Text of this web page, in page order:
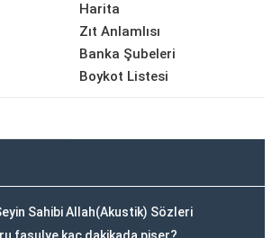
Harita
Zıt Anlamlısı
Banka Şubeleri
Boykot Listesi
Sahibi Allah(Akustik) Sözleri